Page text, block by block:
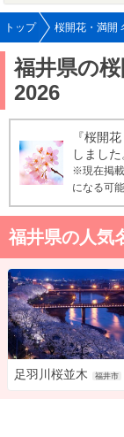
トップ 桜開花・満開
福井県の
2026
『桜開
しました
※現在掲
になる可
福井県の人気
足羽川桜並木 福井市